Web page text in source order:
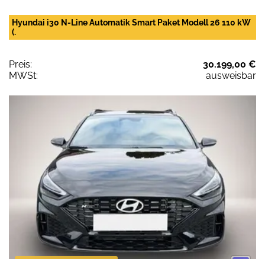
Hyundai i30 N-Line Automatik Smart Paket Modell 26 110 kW
(.
Preis:
30.199,00 €
MWSt:
ausweisbar